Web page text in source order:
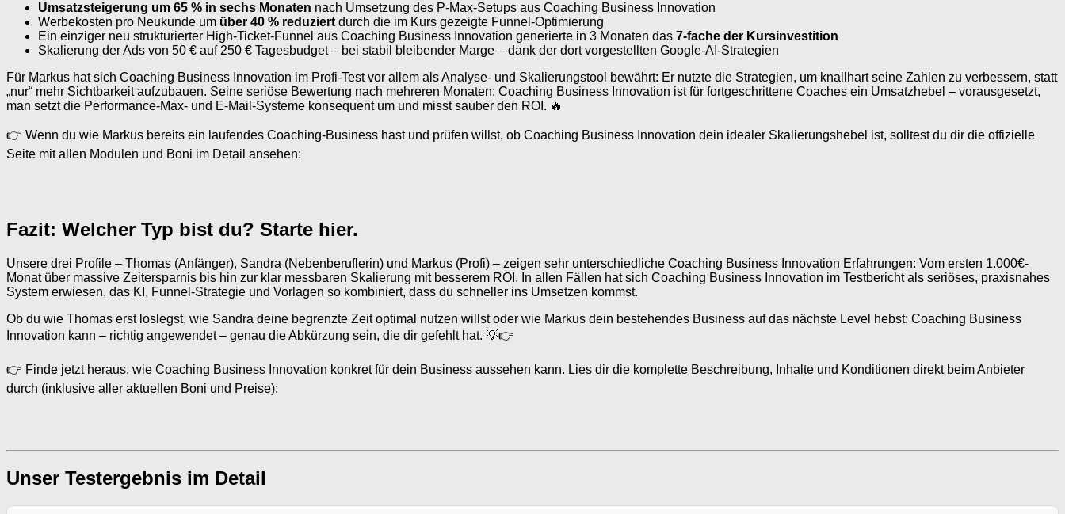
Umsatzsteigerung um 65 % in sechs Monaten nach Umsetzung des P-Max-Setups aus Coaching Business Innovation
Werbekosten pro Neukunde um über 40 % reduziert durch die im Kurs gezeigte Funnel-Optimierung
Ein einziger neu strukturierter High-Ticket-Funnel aus Coaching Business Innovation generierte in 3 Monaten das 7-fache der Kursinvestition
Skalierung der Ads von 50 € auf 250 € Tagesbudget – bei stabil bleibender Marge – dank der dort vorgestellten Google-AI-Strategien
Für Markus hat sich Coaching Business Innovation im Profi-Test vor allem als Analyse- und Skalierungstool bewährt: Er nutzte die Strategien, um knallhart seine Zahlen zu verbessern, statt
„nur“ mehr Sichtbarkeit aufzubauen. Seine seriöse Bewertung nach mehreren Monaten: Coaching Business Innovation ist für fortgeschrittene Coaches ein Umsatzhebel – vorausgesetzt,
man setzt die Performance-Max- und E-Mail-Systeme konsequent um und misst sauber den ROI. 🔥
👉 Wenn du wie Markus bereits ein laufendes Coaching-Business hast und prüfen willst, ob Coaching Business Innovation dein idealer Skalierungshebel ist, solltest du dir die offizielle
Seite mit allen Modulen und Boni im Detail ansehen:
Fazit: Welcher Typ bist du? Starte hier.
Unsere drei Profile – Thomas (Anfänger), Sandra (Nebenberuflerin) und Markus (Profi) – zeigen sehr unterschiedliche Coaching Business Innovation Erfahrungen: Vom ersten 1.000€-
Monat über massive Zeitersparnis bis hin zur klar messbaren Skalierung mit besserem ROI. In allen Fällen hat sich Coaching Business Innovation im Testbericht als seriöses, praxisnahes
System erwiesen, das KI, Funnel-Strategie und Vorlagen so kombiniert, dass du schneller ins Umsetzen kommst.
Ob du wie Thomas erst loslegst, wie Sandra deine begrenzte Zeit optimal nutzen willst oder wie Markus dein bestehendes Business auf das nächste Level hebst: Coaching Business
Innovation kann – richtig angewendet – genau die Abkürzung sein, die dir gefehlt hat. 💡👉
👉 Finde jetzt heraus, wie Coaching Business Innovation konkret für dein Business aussehen kann. Lies dir die komplette Beschreibung, Inhalte und Konditionen direkt beim Anbieter
durch (inklusive aller aktuellen Boni und Preise):
Unser Testergebnis im Detail